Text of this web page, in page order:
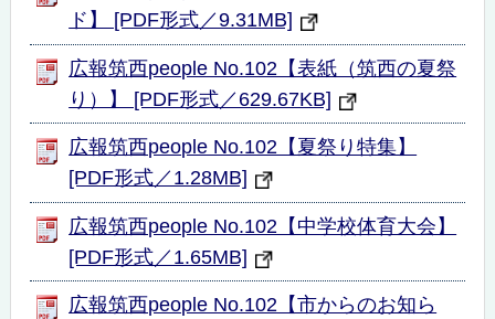
ド】 [PDF形式／9.31MB]
広報筑西people No.102【表紙（筑西の夏祭
り）】 [PDF形式／629.67KB]
広報筑西people No.102【夏祭り特集】
[PDF形式／1.28MB]
広報筑西people No.102【中学校体育大会】
[PDF形式／1.65MB]
広報筑西people No.102【市からのお知ら